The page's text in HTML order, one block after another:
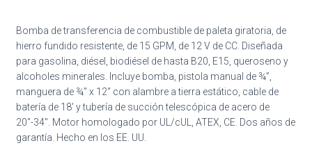
Bomba de transferencia de combustible de paleta giratoria, de
hierro fundido resistente, de 15 GPM, de 12 V de CC. Diseñada
para gasolina, diésel, biodiésel de hasta B20, E15, queroseno y
alcoholes minerales. Incluye bomba, pistola manual de ¾”,
manguera de ¾” x 12″ con alambre a tierra estático, cable de
batería de 18′ y tubería de succión telescópica de acero de
20″-34″. Motor homologado por UL/cUL, ATEX, CE. Dos años de
garantía. Hecho en los EE. UU.